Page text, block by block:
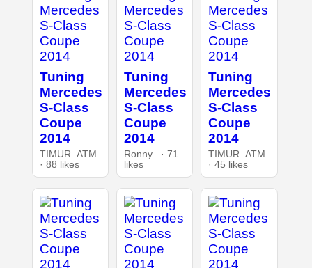
Tuning
Mercedes
S-Class
Coupe
2014
TIMUR_ATM
· 88 likes
Tuning
Mercedes
S-Class
Coupe
2014
Ronny_ · 71
likes
Tuning
Mercedes
S-Class
Coupe
2014
TIMUR_ATM
· 45 likes